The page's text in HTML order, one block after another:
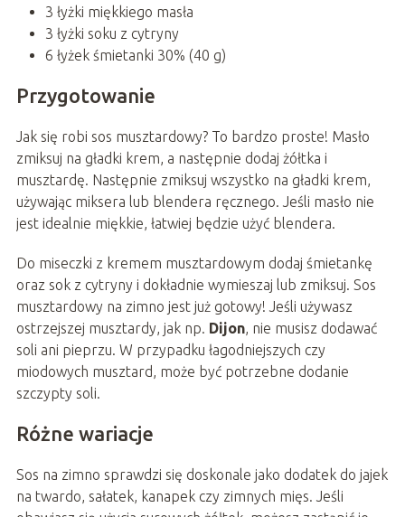
3 łyżki miękkiego masła
3 łyżki soku z cytryny
6 łyżek śmietanki 30% (40 g)
Przygotowanie
Jak się robi sos musztardowy? To bardzo proste! Masło
zmiksuj na gładki krem, a następnie dodaj żółtka i
musztardę. Następnie zmiksuj wszystko na gładki krem,
używając miksera lub blendera ręcznego. Jeśli masło nie
jest idealnie miękkie, łatwiej będzie użyć blendera.
Do miseczki z kremem musztardowym dodaj śmietankę
oraz sok z cytryny i dokładnie wymieszaj lub zmiksuj. Sos
musztardowy na zimno jest już gotowy! Jeśli używasz
ostrzejszej musztardy, jak np. Dijon, nie musisz dodawać
soli ani pieprzu. W przypadku łagodniejszych czy
miodowych musztard, może być potrzebne dodanie
szczypty soli.
Różne wariacje
Sos na zimno sprawdzi się doskonale jako dodatek do jajek
na twardo, sałatek, kanapek czy zimnych mięs. Jeśli